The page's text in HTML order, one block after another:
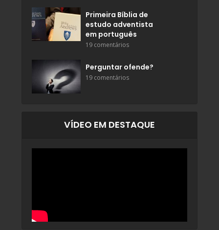
Primeira Bíblia de
estudo adventista
em português
19 comentários
Perguntar ofende?
19 comentários
VÍDEO EM DESTAQUE